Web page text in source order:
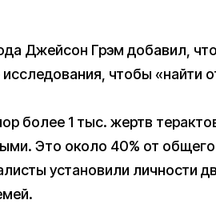
Джейсон Грэм добавил,
чтобы «найти
более 1 тыс. жертв
Это около 40% от
установили личности